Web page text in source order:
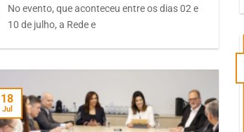
No evento, que aconteceu entre os dias 02 e
10 de julho, a Rede e
18
Jul